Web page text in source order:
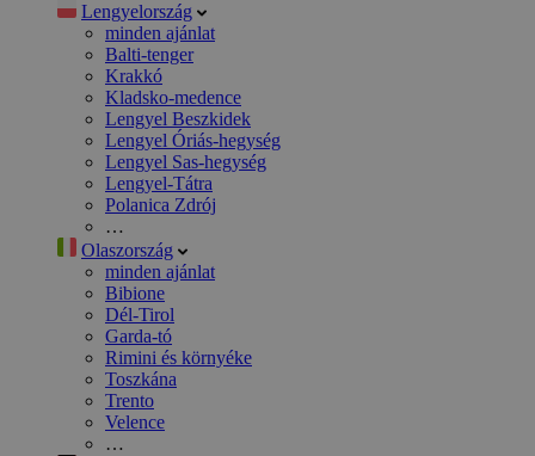
Lengyelország
minden ajánlat
Balti-tenger
Krakkó
Kladsko-medence
Lengyel Beszkidek
Lengyel Óriás-hegység
Lengyel Sas-hegység
Lengyel-Tátra
Polanica Zdrój
…
Olaszország
minden ajánlat
Bibione
Dél-Tirol
Garda-tó
Rimini és környéke
Toszkána
Trento
Velence
…